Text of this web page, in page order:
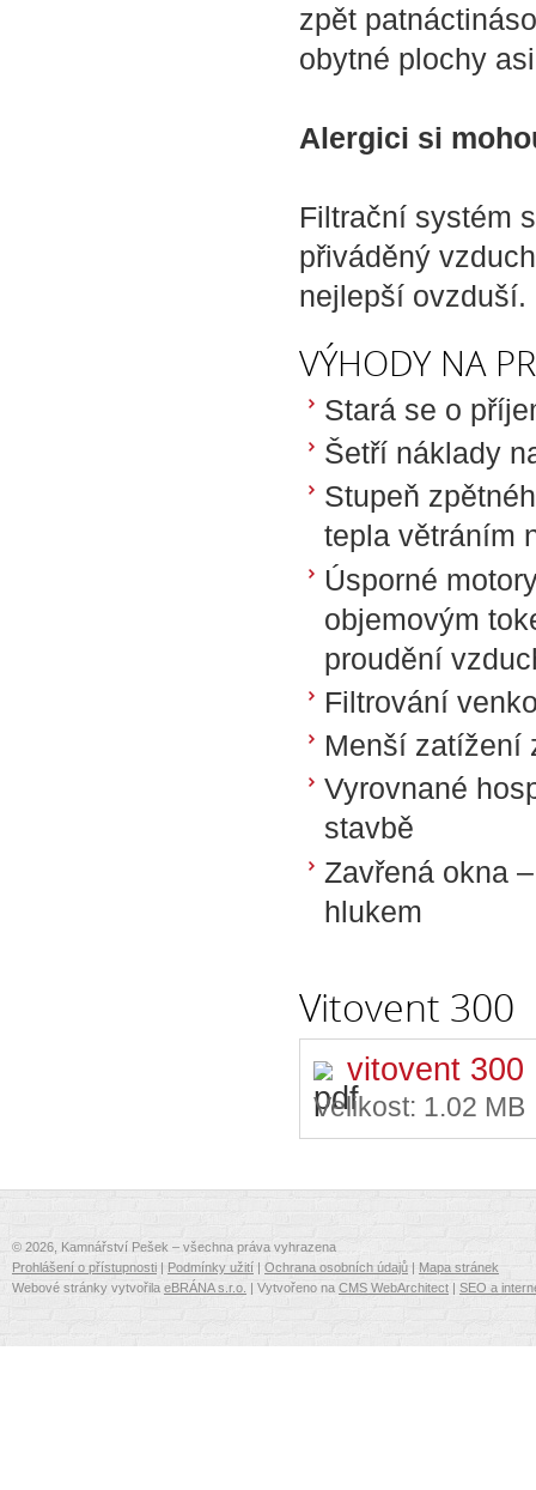
zpět
obytné plochy
Alergici si
Filtrační systém
přiváděný
nejlepší ovzduší.
VÝHODY NA
Stará se o
Šetří náklady
Stupeň
tepla větráním
Úsporné
objemovým
proudění
Filtrování
Menší zatížení
Vyrovnané
stavbě
Zavřená okna
hlukem
Vitovent 300
vitovent 300
Velikost: 1.02 MB
© 2026, Kamnářství Pešek – všechna práva vyhrazena
Prohlášení o přístupnosti
Podmínky užití Ochrana osobních údajů
Mapa stránek
Webové stránky vytvořila eBRÁNA s.r.o. | Vytvořeno na CMS WebArchitect SEO a